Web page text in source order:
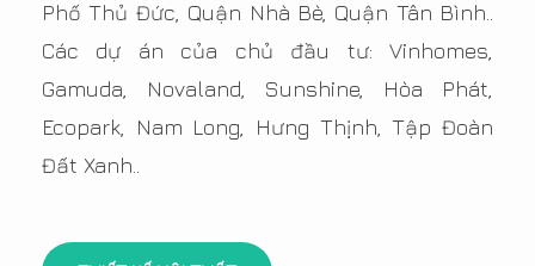
Phố Thủ Đức, Quận Nhà Bè, Quận Tân Bình..
Các dự án của chủ đầu tư: Vinhomes,
Gamuda, Novaland, Sunshine, Hòa Phát,
Ecopark, Nam Long, Hưng Thịnh, Tập Đoàn
Đất Xanh..